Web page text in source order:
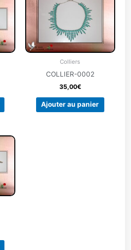
Colliers
COLLIER-0002
35,00€
Ajouter au panier